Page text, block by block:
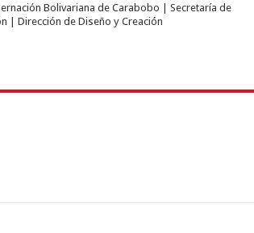
Bolivariana de Carabobo | Secretaría de
| Dirección de Diseño y Creación